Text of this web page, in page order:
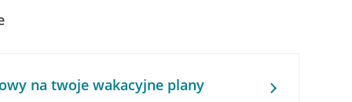
na twoje wakacyjne plany